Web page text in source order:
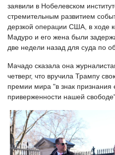
заявили в Нобелевском
стремительным развитием
дерзкой операции США, в ходе
Мадуро и его жена были
две недели назад для суда по
Мачадо сказала она
четверг, что вручила Трампу
премии мира "в знак признания
приверженности нашей